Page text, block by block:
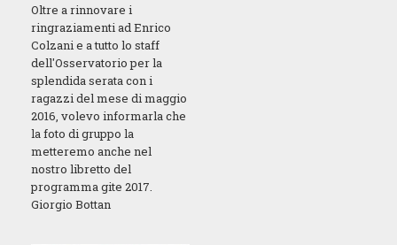
Oltre a rinnovare i
ringraziamenti ad Enrico
Colzani e a tutto lo staff
dell'Osservatorio per la
splendida serata con i
ragazzi del mese di maggio
2016, volevo informarla che
la foto di gruppo la
metteremo anche nel
nostro libretto del
programma gite 2017.
Giorgio Bottan